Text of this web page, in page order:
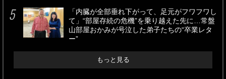
「内臓が全部垂れ下がって、足元がフワフワし
て」“部屋存続の危機”を乗り越えた先に…常盤
山部屋おかみが号泣した弟子たちの“卒業レタ
ー”
もっと見る